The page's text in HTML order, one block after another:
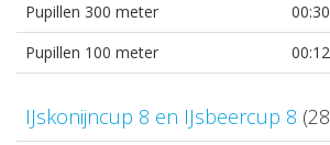
Pupillen 300 meter
Pupillen 100 meter
IJskonijncup 8 en IJsbeercup 8